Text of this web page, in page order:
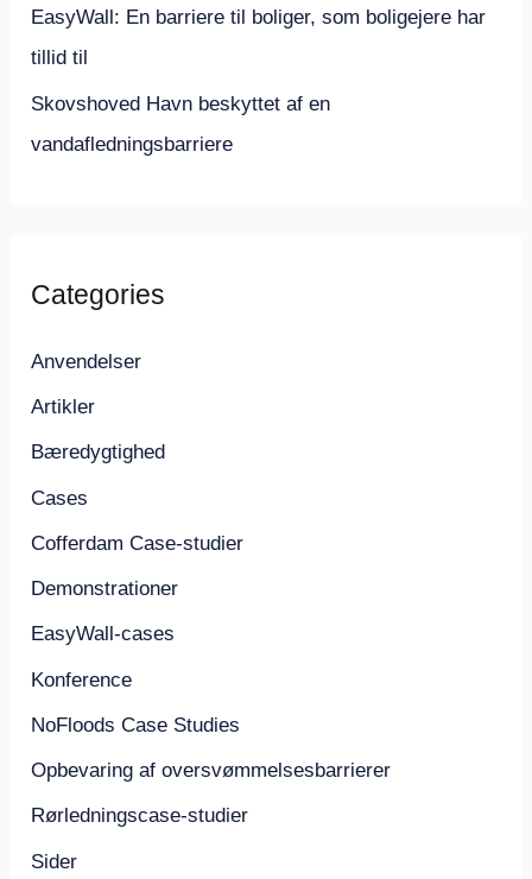
EasyWall: En barriere til boliger, som boligejere har
tillid til
Skovshoved Havn beskyttet af en
vandafledningsbarriere
Categories
Anvendelser
Artikler
Bæredygtighed
Cases
Cofferdam Case-studier
Demonstrationer
EasyWall-cases
Konference
NoFloods Case Studies
Opbevaring af oversvømmelsesbarrierer
Rørledningscase-studier
Sider